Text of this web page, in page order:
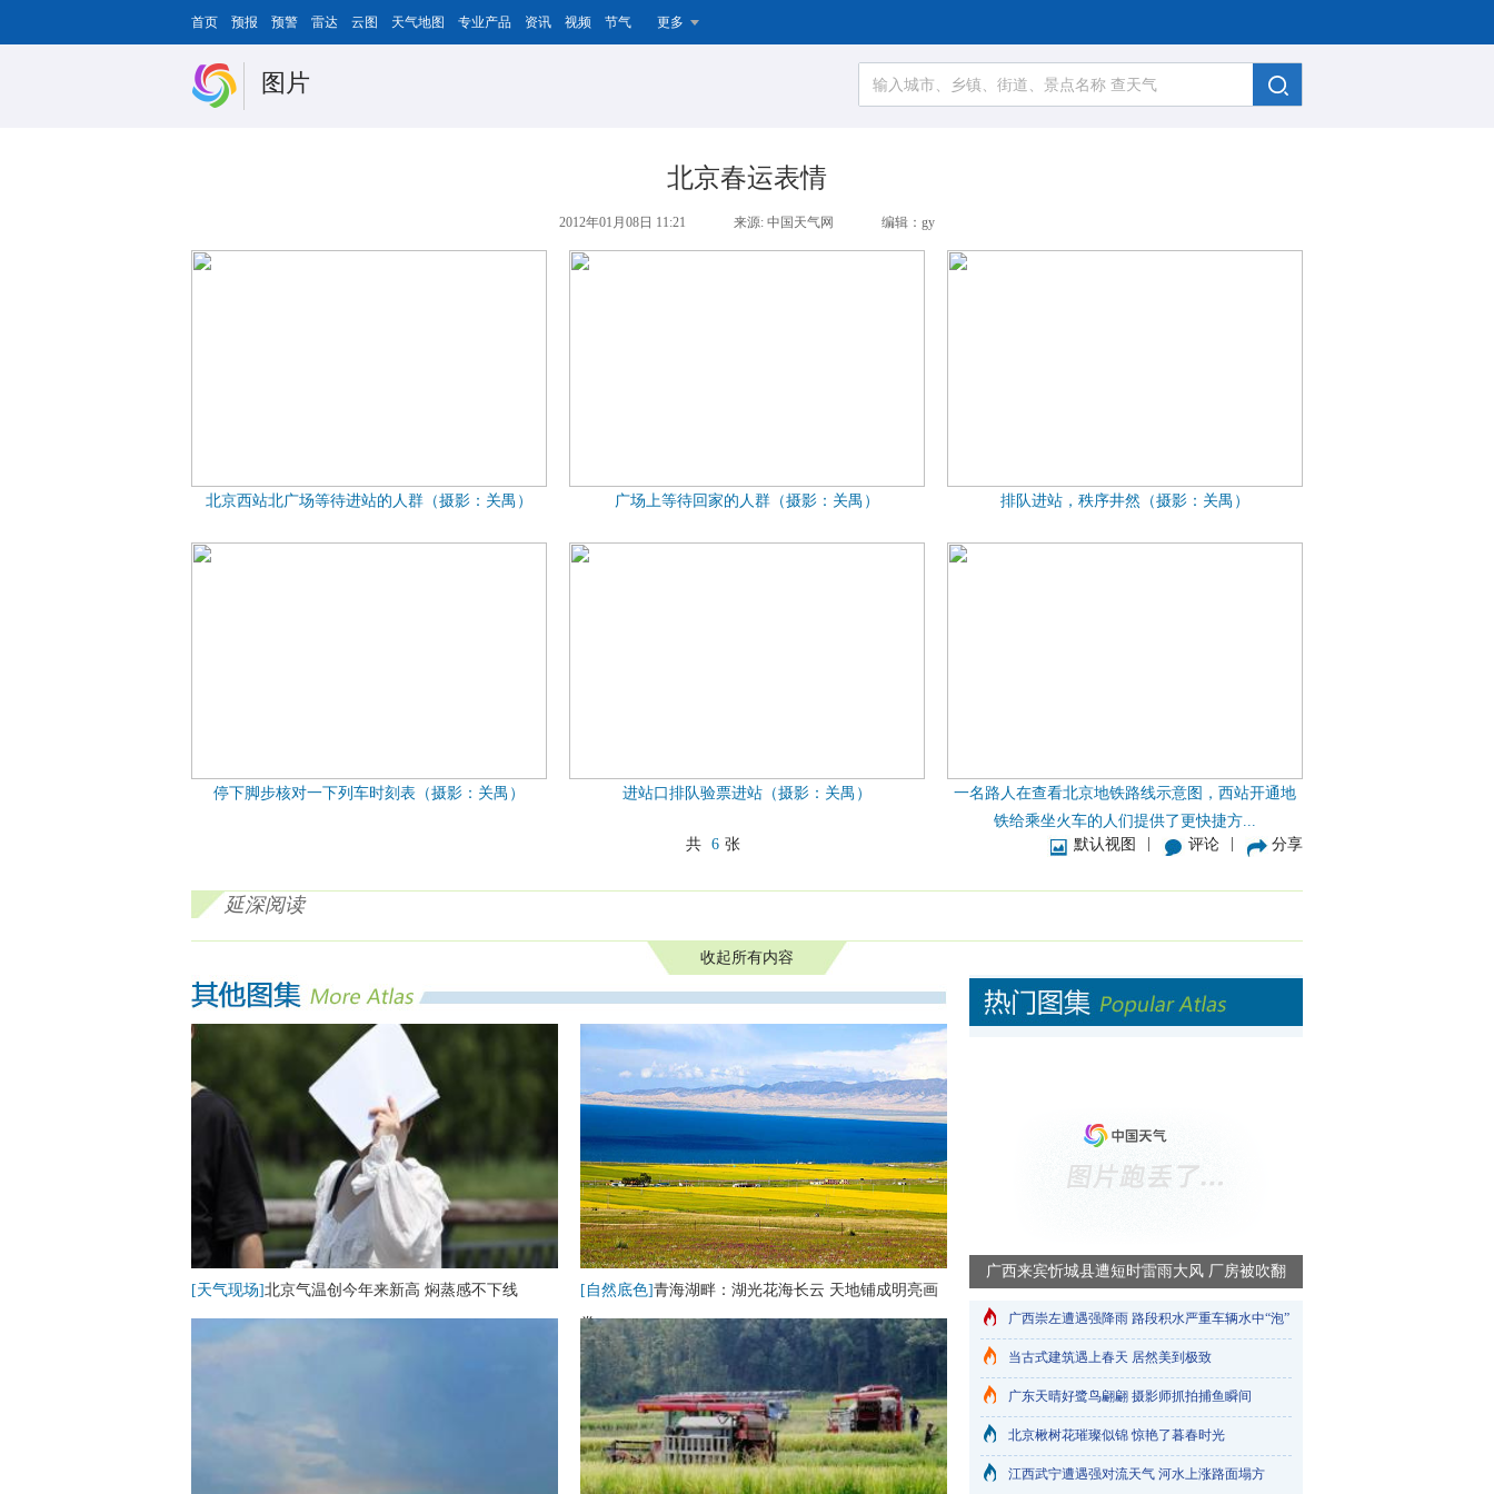
首页 预报 预警 雷达 云图 天气地图 专业产品 资讯 视频 节气 更多
图片
北京春运表情
2012年01月08日 11:21 来源: 中国天气网 编辑：gy
北京西站北广场等待进站的人群（摄影：关禺） 广场上等待回家的人群（摄影：关禺） 排队进站，秩序井然（摄影：关禺）
停下脚步核对一下列车时刻表（摄影：关禺） 进站口排队验票进站（摄影：关禺）
一名路人在查看北京地铁路线示意图，西站开通地
铁给乘坐火车的人们提供了更快捷方...
共 6 张 默认视图 评论 分享
延深阅读
收起所有内容
[天气现场]北京气温创今年来新高 焖蒸感不下线 [自然底色]青海湖畔：湖光花海长云 天地铺成明亮画
卷
广西来宾忻城县遭短时雷雨大风 厂房被吹翻
广西崇左遭遇强降雨 路段积水严重车辆水中“泡”​
当古式建筑遇上春天 居然美到极致
广东天晴好鹭鸟翩翩 摄影师抓拍捕鱼瞬间
北京楸树花璀璨似锦 惊艳了暮春时光
江西武宁遭遇强对流天气 河水上涨路面塌方